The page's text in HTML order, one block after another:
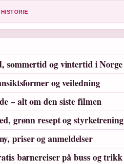
HISTORIE
sommertid og vintertid i Norge
og veiledning
– alt om den siste filmen
grønn resept og styrketrening
priser og anmeldelser
barnereiser på buss og trikk